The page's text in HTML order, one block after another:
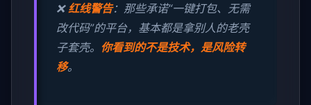
❌ 红线警告：那些承诺“一键打包、无需
改代码”的平台，基本都是拿别人的老壳
子套壳。 你看到的不是技术，是风险转
移。